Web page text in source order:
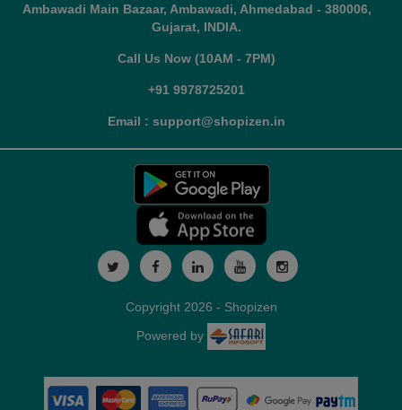
Ambawadi Main Bazaar, Ambawadi, Ahmedabad - 380006,
Gujarat, INDIA.
Call Us Now (10AM - 7PM)
+91 9978725201
Email : support@shopizen.in
Copyright 2026 - Shopizen
Powered by